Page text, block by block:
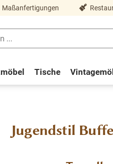
Maßanfertigungen
Tische
Jugendstil